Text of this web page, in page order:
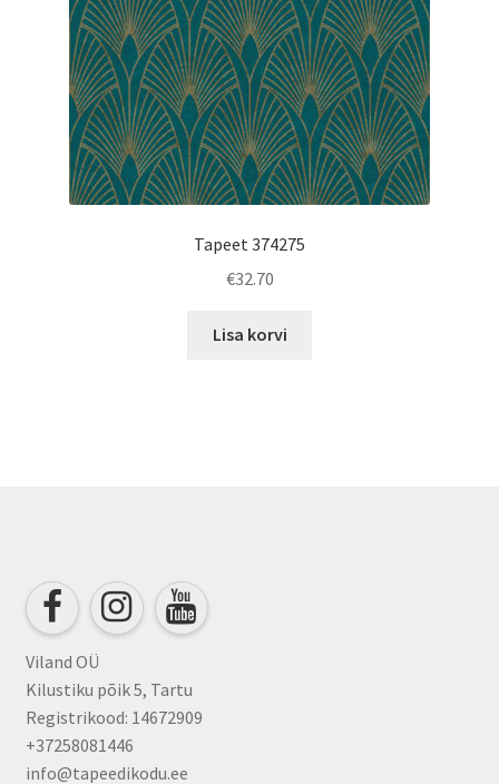
Tapeet 374275
€32.70
Lisa korvi
Viland OÜ
Kilustiku põik 5, Tartu
Registrikood: 14672909
+37258081446
info@tapeedikodu.ee